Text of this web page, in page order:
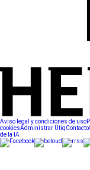
Aviso legal y condiciones de uso
cookiesAdministrar UtiqContacto
de la IA